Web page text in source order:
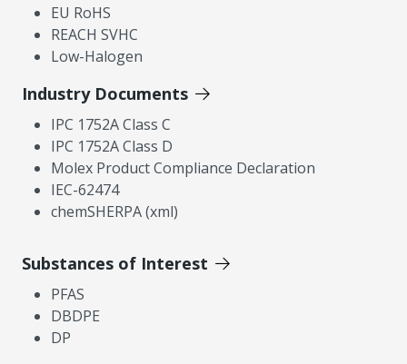
EU RoHS
REACH SVHC
Low-Halogen
Industry Documents
IPC 1752A Class C
IPC 1752A Class D
Molex Product Compliance Declaration
IEC-62474
chemSHERPA (xml)
Substances of Interest
PFAS
DBDPE
DP